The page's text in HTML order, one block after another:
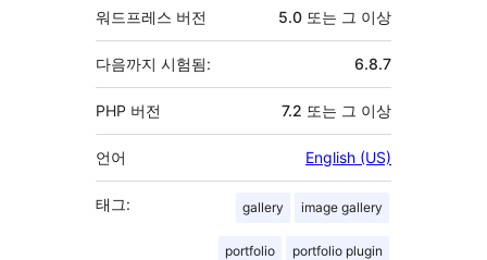
워드프레스 버전 5.0 또는 그 이상
다음까지 시험됨: 6.8.7
PHP 버전 7.2 또는 그 이상
언어 English (US)
태그: gallery image gallery
portfolio portfolio plugin